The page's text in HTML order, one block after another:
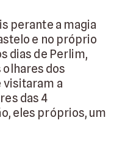
perante a magia
e no próprio
dias de Perlim,
olhares dos
visitaram a
das 4
eles próprios, um